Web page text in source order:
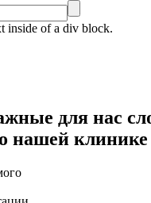
inside of a div block.
для нас
нашей клинике